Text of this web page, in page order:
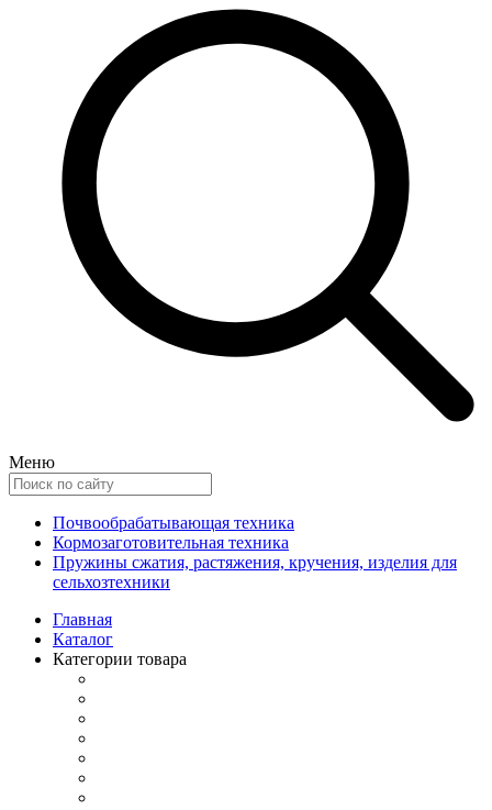
Меню
Почвообрабатывающая техника
Кормозаготовительная техника
Пружины сжатия, растяжения, кручения, изделия для
сельхозтехники
Главная
Каталог
Категории товара